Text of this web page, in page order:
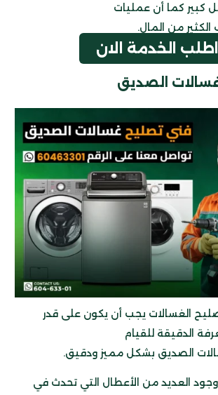
كبير كما أن عمليات
الكثير من المال.
اطلب الخدمة الان
الصديق
الغسالات يجب أن يكون على قدر
الدقيقة للقيام
الصديق بشكل مميز ودقيق.
العديد من الأعطال التي تحدث في